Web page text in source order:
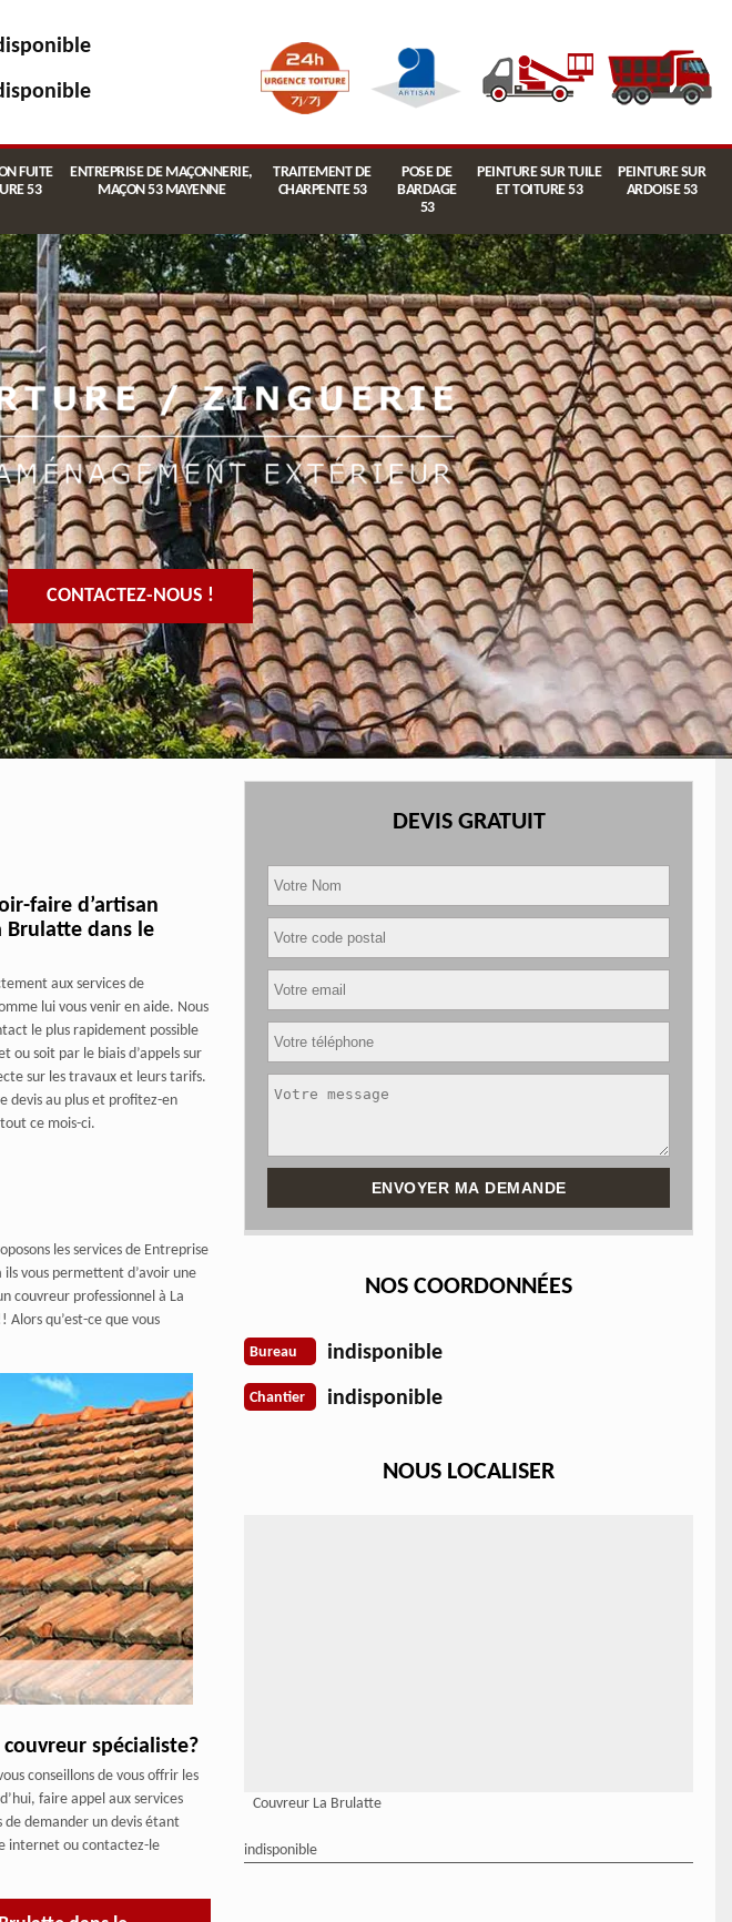
FUITE
53
ENTREPRISE DE MAÇONNERIE,
MAÇON 53 MAYENNE
TRAITEMENT DE
CHARPENTE 53
POSE DE
BARDAGE
53
PEINTURE SUR TUILE
ET TOITURE 53
PEINTURE SUR
ARDOISE 53
CONTACTEZ-NOUS !
faire d’artisan
Brulatte dans le
aux services de
lui vous venir en aide. Nous
le plus rapidement possible
ou soit par le biais d’appels sur
sur les travaux et leurs tarifs.
devis au plus et profitez-en
ce mois-ci.
les services de Entreprise
vous permettent d’avoir une
couvreur professionnel à La
qu’est-ce que vous
spécialiste?
conseillons de vous offrir les
faire appel aux services
de demander un devis étant
internet ou contactez-le
DEVIS GRATUIT
NOS COORDONNÉES
Bureau indisponible
Chantier indisponible
NOUS LOCALISER
Couvreur La Brulatte
indisponible